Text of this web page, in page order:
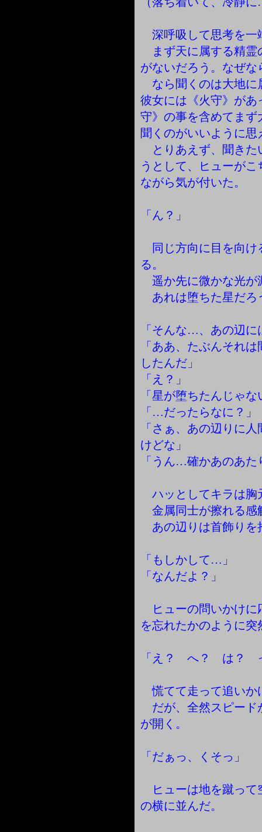
深呼吸して思考を一
まず天に属する精霊
がないだろう。なぜ
なら聞くのは大地
彼女には《火守》が
守》の事を含めてま
聞くのがいいように思
とりあえず、聞きた
うとして、ヒューが
ながら気が付いた。
「ん？」
同じ方向に目を向け
る。
遥か先に微かな光が
あれは堕ちた星だろ
「そんな…、あの辺
「ああ、たぶんそれ
したんだ」
「え？」
「星が堕ちたんじゃな
「…だったらなに？」
「さぁ、あの辺りに
けどな」
「うん…確かあのあた
ハッとしてキラは胸
金属同士が擦れる感
あの辺りは首飾りを
「もしかして…」
「なんだよ？」
ヒューの問いかけに
を忘れたかのように突
「え？ へ？ は？
慌てて走って追いか
だが、全然スピード
が開く。
「だぁっ、くそっ」
ヒューは地を蹴って
の横に並んだ。